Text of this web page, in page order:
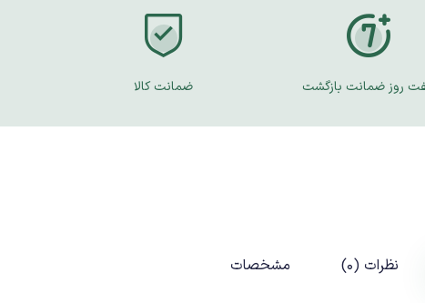
روز ضمانت بازگشت ضمانت کالا
نظرات (0) مشخصات